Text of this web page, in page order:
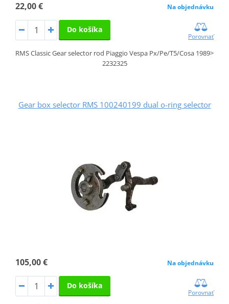
22,00 € Na objednávku
Do košíka
Porovnať
RMS Classic Gear selector rod Piaggio Vespa Px/Pe/T5/Cosa 1989>
2232325
Gear box selector RMS 100240199 dual o-ring selector
105,00 € Na objednávku
Do košíka
Porovnať